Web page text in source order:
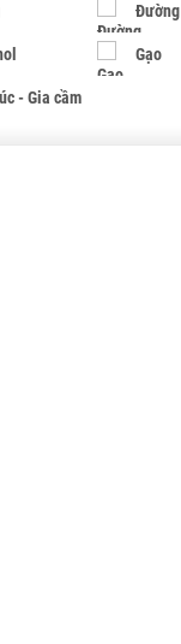
Đường
Gạo
- Gia cầm